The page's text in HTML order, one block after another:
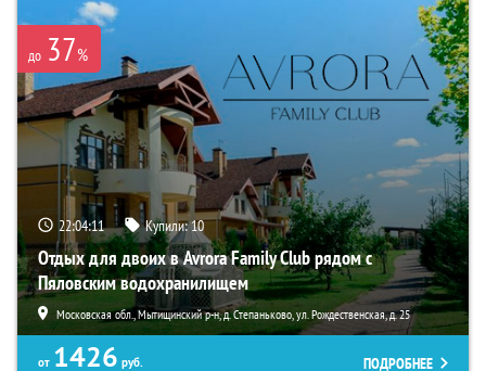
до 37%
22:04:09 Купили:10
Отдых для двоих в Avrora Family Club рядом с
Пяловским водохранилищем
Московская обл., Мытищинский р-н, д. Степаньково, ул. Рождественская, д. 25
от 1426 руб.
ПОДРОБНЕЕ